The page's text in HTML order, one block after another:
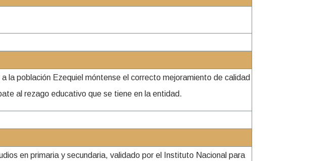
población Ezequiel móntense el correcto mejoramiento de calidad
al rezago educativo que se tiene en la entidad.
en primaria y secundaria, validado por el Instituto Nacional para